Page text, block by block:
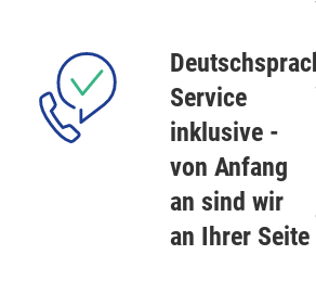
Service
inklusive -
von Anfang
an sind wir
an Ihrer Seite